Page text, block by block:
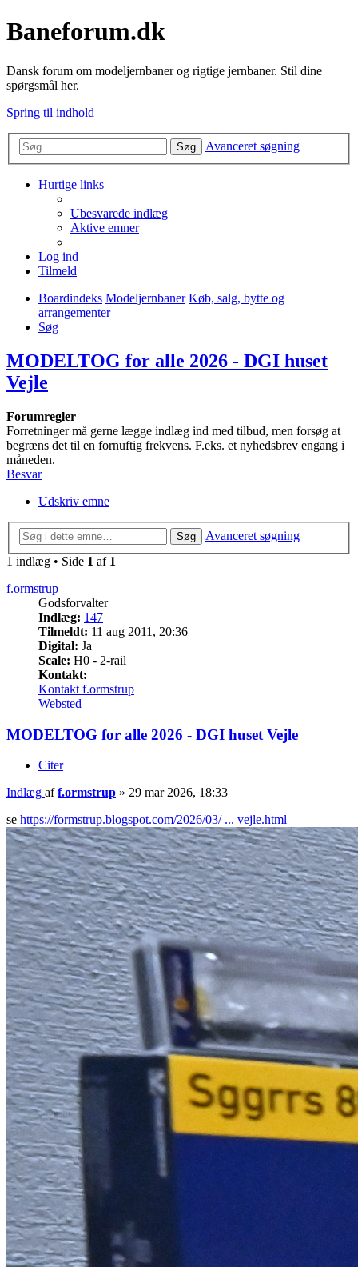
Baneforum.dk
Dansk forum om modeljernbaner og rigtige jernbaner. Stil dine
spørgsmål her.
Spring til indhold
Søg Avanceret søgning
Hurtige links
Ubesvarede indlæg
Aktive emner
Log ind
Tilmeld
Boardindeks Modeljernbaner Køb, salg, bytte og
arrangementer
Søg
MODELTOG for alle 2026 - DGI huset
Vejle
Forumregler
Forretninger må gerne lægge indlæg ind med tilbud, men forsøg at
begræns det til en fornuftig frekvens. F.eks. et nyhedsbrev engang i
måneden.
Besvar
Udskriv emne
Søg
Avanceret søgning
1 indlæg • Side 1 af 1
f.ormstrup
Godsforvalter
Indlæg: 147
Tilmeldt: 11 aug 2011, 20:36
Digital: Ja
Scale: H0 - 2-rail
Kontakt:
Kontakt f.ormstrup
Websted
MODELTOG for alle 2026 - DGI huset Vejle
Citer
Indlæg aff.ormstrup » 29 mar 2026, 18:33
se https://formstrup.blogspot.com/2026/03/ ... vejle.html